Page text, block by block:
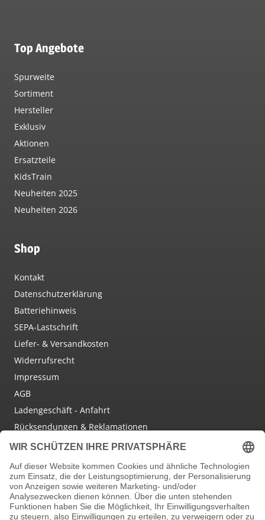
Top Angebote
Spurweite
Sortiment
Hersteller
Exklusiv
Aktionen
Ersatzteile
KidsTrain
Neuheiten 2025
Neuheiten 2026
Shop
Kontakt
Datenschutzerklärung
Batteriehinweis
SEPA-Lastschrift
Liefer- & Versandkosten
Widerrufsrecht
Impressum
AGB
Ladengeschäft - Anfahrt
Rücksendungen & Reklamationen
Social Media
Facebook
Instagram